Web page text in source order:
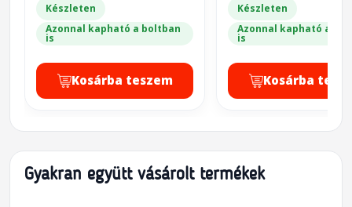
Készleten
Azonnal kapható a boltban
is
Kosárba teszem
Készleten
Azonnal kapható a
is
Kosárba
Gyakran együtt vásárolt termékek